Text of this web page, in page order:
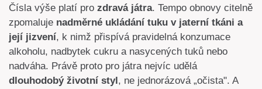
Čísla výše platí pro zdravá játra. Tempo obnovy citelně
zpomaluje nadměrné ukládání tuku v jaterní tkáni a
její jizvení, k nimž přispívá pravidelná konzumace
alkoholu, nadbytek cukru a nasycených tuků nebo
nadváha. Právě proto pro játra nejvíc udělá
dlouhodobý životní styl , ne jednorázová „očista". A